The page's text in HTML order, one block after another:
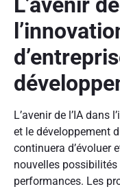
L’avenir de l’IA dans
et le développement
continuera d’évoluer
nouvelles possibilités
performances. Les